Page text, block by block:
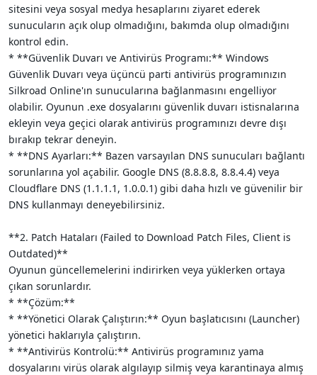
sitesini veya sosyal medya hesaplarını ziyaret ederek
sunucuların açık olup olmadığını, bakımda olup olmadığını
kontrol edin.
* **Güvenlik Duvarı ve Antivirüs Programı:** Windows
Güvenlik Duvarı veya üçüncü parti antivirüs programınızın
Silkroad Online'ın sunucularına bağlanmasını engelliyor
olabilir. Oyunun .exe dosyalarını güvenlik duvarı istisnalarına
ekleyin veya geçici olarak antivirüs programınızı devre dışı
bırakıp tekrar deneyin.
* **DNS Ayarları:** Bazen varsayılan DNS sunucuları bağlantı
sorunlarına yol açabilir. Google DNS (8.8.8.8, 8.8.4.4) veya
Cloudflare DNS (1.1.1.1, 1.0.0.1) gibi daha hızlı ve güvenilir bir
DNS kullanmayı deneyebilirsiniz.
**2. Patch Hataları (Failed to Download Patch Files, Client is
Outdated)**
Oyunun güncellemelerini indirirken veya yüklerken ortaya
çıkan sorunlardır.
* **Çözüm:**
* **Yönetici Olarak Çalıştırın:** Oyun başlatıcısını (Launcher)
yönetici haklarıyla çalıştırın.
* **Antivirüs Kontrolü:** Antivirüs programınız yama
dosyalarını virüs olarak algılayıp silmiş veya karantinaya almış